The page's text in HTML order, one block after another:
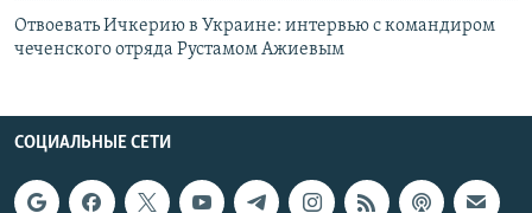
Отвоевать Ичкерию в Украине: интервью с командиром
чеченского отряда Рустамом Ажиевым
СОЦИАЛЬНЫЕ СЕТИ